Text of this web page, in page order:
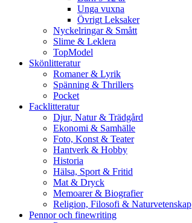
Unga vuxna
Övrigt Leksaker
Nyckelringar & Smått
Slime & Leklera
TopModel
Skönlitteratur
Romaner & Lyrik
Spänning & Thrillers
Pocket
Facklitteratur
Djur, Natur & Trädgård
Ekonomi & Samhälle
Foto, Konst & Teater
Hantverk & Hobby
Historia
Hälsa, Sport & Fritid
Mat & Dryck
Memoarer & Biografier
Religion, Filosofi & Naturvetenskap
Pennor och finewriting